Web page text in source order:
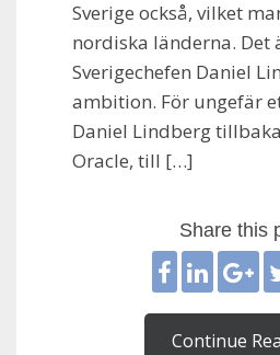
Sverige också, vilket
nordiska länderna. Det
Sverigechefen Daniel
ambition. För ungefär
Daniel Lindberg
Oracle, till […]
Share this
Continue